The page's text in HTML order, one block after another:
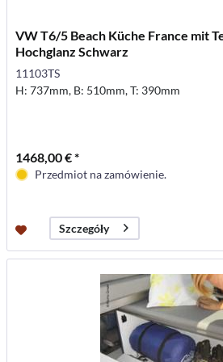
VW T6/5 Beach Küche France mit
Hochglanz Schwarz
11103TS
H: 737mm, B: 510mm, T: 390mm
1468,00 € *
Przedmiot na zamówienie.
Szczegóły